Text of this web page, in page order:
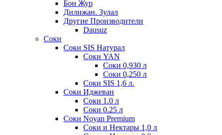
Бон Жур
Дилижан. Зулал
Другие Производители
Dausuz
Соки
Соки SIS Натурал
Соки YAN
Соки 0,930 л
Соки 0,250 л
Соки SIS 1,6 л.
Соки Иджеван
Соки 1.0 л
Соки 0.25 л
Соки Noyan Premium
Соки и Нектары 1,0 л